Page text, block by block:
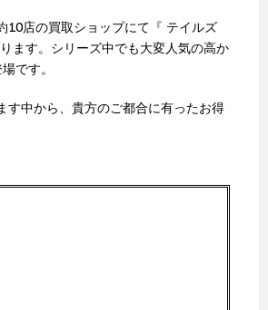
10店の買取ショップにて『 テイルズ
ます。シリーズ中でも大変人気の高か
です。
す中から、貴方のご都合に有ったお得